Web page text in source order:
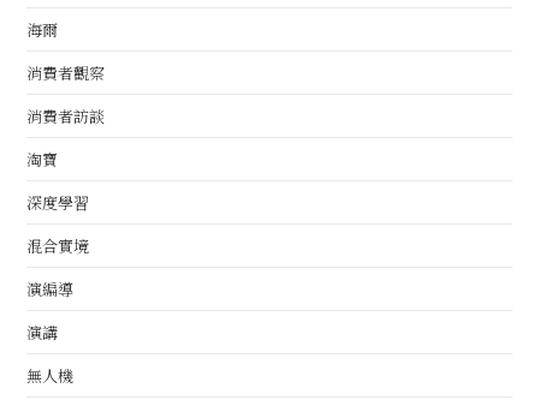
海爾
消費者觀察
消費者訪談
淘寶
深度學習
混合實境
演編導
演講
無人機